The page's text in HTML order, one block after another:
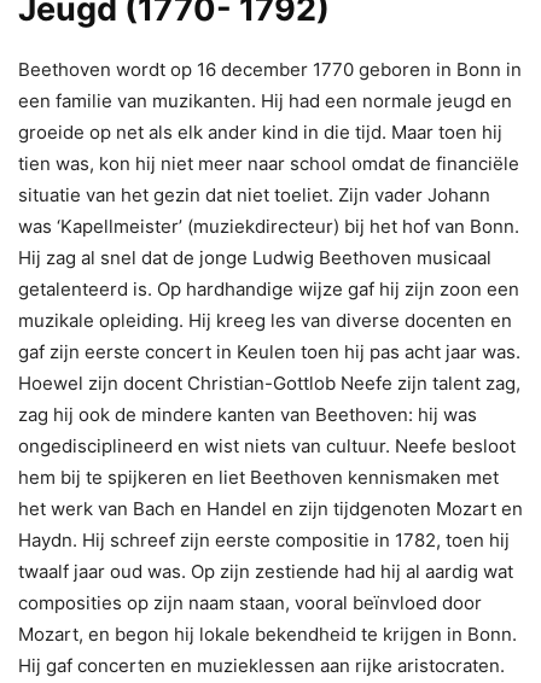
Jeugd (1770- 1792)
Beethoven wordt op 16 december 1770 geboren in Bonn in
een familie van muzikanten. Hij had een normale jeugd en
groeide op net als elk ander kind in die tijd. Maar toen hij
tien was, kon hij niet meer naar school omdat de financiële
situatie van het gezin dat niet toeliet. Zijn vader Johann
was ‘Kapellmeister’ (muziekdirecteur) bij het hof van Bonn.
Hij zag al snel dat de jonge Ludwig Beethoven musicaal
getalenteerd is. Op hardhandige wijze gaf hij zijn zoon een
muzikale opleiding. Hij kreeg les van diverse docenten en
gaf zijn eerste concert in Keulen toen hij pas acht jaar was.
Hoewel zijn docent Christian-Gottlob Neefe zijn talent zag,
zag hij ook de mindere kanten van Beethoven: hij was
ongedisciplineerd en wist niets van cultuur. Neefe besloot
hem bij te spijkeren en liet Beethoven kennismaken met
het werk van Bach en Handel en zijn tijdgenoten Mozart en
Haydn. Hij schreef zijn eerste compositie in 1782, toen hij
twaalf jaar oud was. Op zijn zestiende had hij al aardig wat
composities op zijn naam staan, vooral beïnvloed door
Mozart, en begon hij lokale bekendheid te krijgen in Bonn.
Hij gaf concerten en muzieklessen aan rijke aristocraten.